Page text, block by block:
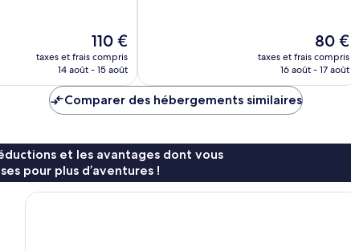
Le
nouveau
prix
de
110 €
110 €
taxes et frais compris
14 août - 15 août
Le
nouveau
prix
80 €
taxes et frais compris
16 août - 17 août
Comparer des hébergements similaires
et les avantages dont vous
pour plus d’aventures !